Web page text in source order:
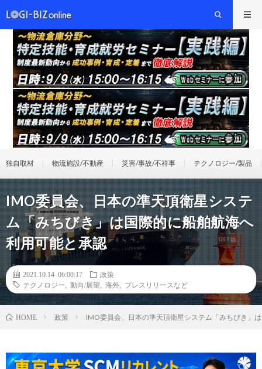
独自取材 物流施設/不動産 災害/事故/不祥事 テクノロジー/製品
IMO委員会、日本の準天頂衛星システ
ム「みちびき」は国際的に船舶航海へ
利用可能と承認
2021.10.14 06:00:17
政策
テクノロジー
動向/展望 海外 プレスリリースなど
HOME 政策 IMO委員会、日本の準天頂衛星システム「みちびき」